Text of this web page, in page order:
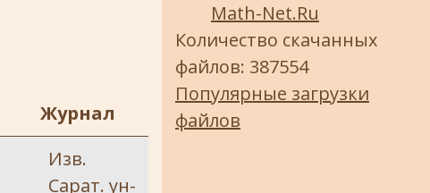
Журнал
Изв.
Сарат. ун-
Math-Net.Ru
Количество скачанных
файлов: 387554
Популярные загрузки
файлов